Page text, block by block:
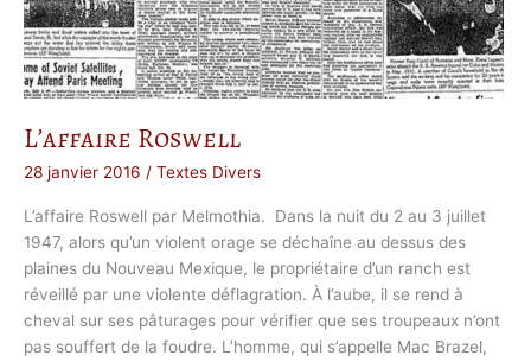
L’affaire Roswell
28 janvier 2016 / Textes Divers
L’affaire Roswell par Melmothia. Dans la nuit du 2 au 3 juillet
1947, alors qu’un violent orage se déchaîne au dessus des
plaines du Nouveau Mexique, le propriétaire d’un ranch est
réveillé par une violente déflagration. À l’aube, il se rend à
cheval sur ses pâturages pour vérifier que ses troupeaux n’ont
pas souffert de la foudre. L’homme, qui s’appelle Mac Brazel,